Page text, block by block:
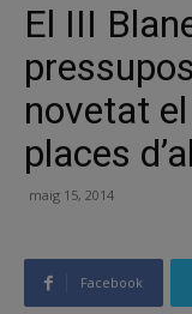
El III
novetat
places
maig 15, 2014
Facebook